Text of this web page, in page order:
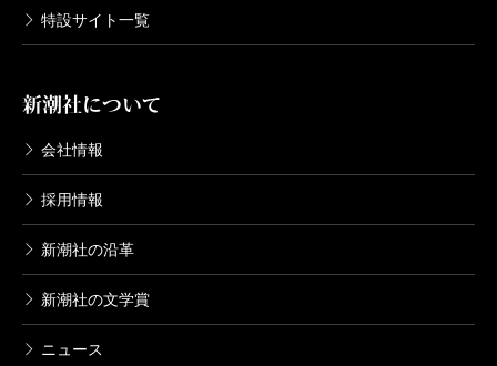
回り道が長くなった。引き続き「家系」＝伝達経
路という主題を切り口に、『ＱＦ』の構造を駆け
ているが、三〇年の時差と異なる歴史に隔てられ
た父（葦船往人）と娘（風子）が交互に語り手を
務める第一部は、並行世界とタイムトンネルとい
うＳＦ的なガジェットを用いて、葦船家の「家
系」をセミ・ラティス化することに費やされてい
る（むろん、これはかなり乱暴な要約である。こ
こでは『ＱＦ』という作品の工学的な性格を重視
して、あえてツリー／セミ・ラティスという粗い
特設サイト一覧
新潮社について
会社情報
採用情報
新潮社の沿革
新潮社の文学賞
ニュース